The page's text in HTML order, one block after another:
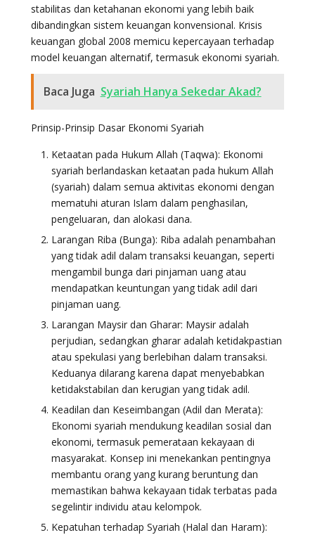
stabilitas dan ketahanan ekonomi yang lebih baik
dibandingkan sistem keuangan konvensional. Krisis
keuangan global 2008 memicu kepercayaan terhadap
model keuangan alternatif, termasuk ekonomi syariah.
Baca Juga Syariah Hanya Sekedar Akad?
Prinsip-Prinsip Dasar Ekonomi Syariah
Ketaatan pada Hukum Allah (Taqwa): Ekonomi
syariah berlandaskan ketaatan pada hukum Allah
(syariah) dalam semua aktivitas ekonomi dengan
mematuhi aturan Islam dalam penghasilan,
pengeluaran, dan alokasi dana.
Larangan Riba (Bunga): Riba adalah penambahan
yang tidak adil dalam transaksi keuangan, seperti
mengambil bunga dari pinjaman uang atau
mendapatkan keuntungan yang tidak adil dari
pinjaman uang.
Larangan Maysir dan Gharar: Maysir adalah
perjudian, sedangkan gharar adalah ketidakpastian
atau spekulasi yang berlebihan dalam transaksi.
Keduanya dilarang karena dapat menyebabkan
ketidakstabilan dan kerugian yang tidak adil.
Keadilan dan Keseimbangan (Adil dan Merata):
Ekonomi syariah mendukung keadilan sosial dan
ekonomi, termasuk pemerataan kekayaan di
masyarakat. Konsep ini menekankan pentingnya
membantu orang yang kurang beruntung dan
memastikan bahwa kekayaan tidak terbatas pada
segelintir individu atau kelompok.
Kepatuhan terhadap Syariah (Halal dan Haram):